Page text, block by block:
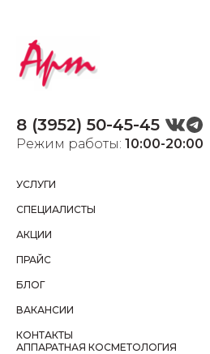
Режим работы: 10:00-20:00
8 (3952) 50-45-45
УСЛУГИ
СПЕЦИАЛИСТЫ
АКЦИИ
ПРАЙС
БЛОГ
ВАКАНСИИ
КОНТАКТЫ
АППАРАТНАЯ КОСМЕТОЛОГИЯ